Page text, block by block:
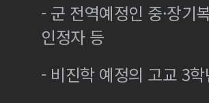
- 군 전역예정인 중·장기
인정자 등
- 비진학 예정의 고교 3